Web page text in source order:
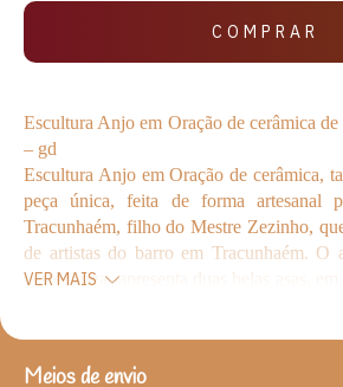
Escultura Anjo em Oração de cerâmica
– gd
Escultura Anjo em Oração de cerâmica,
peça única, feita de forma artesanal
Tracunhaém, filho do Mestre Zezinho,
de artistas do barro em Tracunhaém. O
veste longa, apresenta duas belas asas, em
produzida em argila, que, depois de
VER MAIS
ENTREGAS PARA O CEP:
Meios de envio